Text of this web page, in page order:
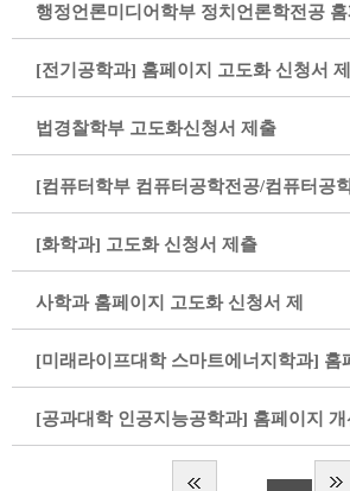
[전기공학과] 홈페이지 고도화 신청서
법경찰학부 고도화신청서 제출
[화학과] 고도화 신청서 제츨
사학과 홈페이지 고도화 신청서 제
[미래라이프대학 스마트에너지학과] 홈
[공과대학 인공지능공학과] 홈페이지